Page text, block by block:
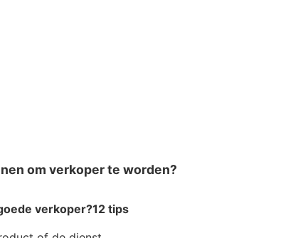
om verkoper te worden?
verkoper?12 tips